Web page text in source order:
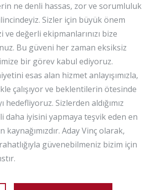
ne denli hassas, zor ve sorumluluk
Sizler için büyük önem
ve değerli ekipmanlarınızı bize
Bu güveni her zaman eksiksiz
bir görev kabul ediyoruz.
esas alan hizmet anlayışımızla,
çalışıyor ve beklentilerin ötesinde
hedefliyoruz. Sizlerden aldığımız
daha iyisini yapmaya teşvik eden en
Aday Vinç olarak,
güvenebilmeniz bizim için